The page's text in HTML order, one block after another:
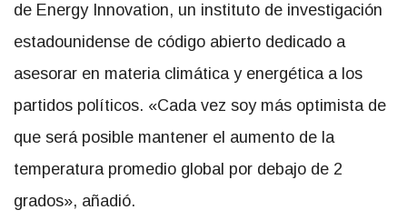
de Energy Innovation, un instituto de investigación
estadounidense de código abierto dedicado a
asesorar en materia climática y energética a los
partidos políticos. «Cada vez soy más optimista de
que será posible mantener el aumento de la
temperatura promedio global por debajo de 2
grados», añadió.